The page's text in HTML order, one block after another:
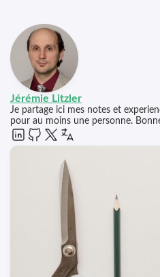
Jérémie Litzler
Je partage ici mes notes et
pour au moins une personne.